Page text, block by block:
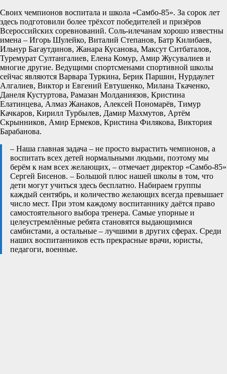
Своих чемпионов воспитала и школа «Самбо-85». За сорок лет
здесь подготовили более трёхсот победителей и призёров
Всероссийских соревнований. Соль-илечанам хорошо известны
имена – Игорь Шулейко, Виталий Степанов, Батр Килибаев,
Ильнур Багаутдинов, Жанара Кусанова, Максут Ситбаталов,
Туремурат Султангалиев, Елена Комур, Амир Жусувалиев и
многие другие. Ведущими спортсменами спортивной школы
сейчас являются Варвара Туркина, Берик Паршин, Нурдаулет
Алгалиев, Виктор и Евгений Евтушенко, Милана Ткаченко,
Данеля Кустуртова, Рамазан Молданиязов, Кристина
Елатинцева, Алмаз Жанаков, Алексей Пономарёв, Тимур
Качкаров, Кирилл Турбылев, Дамир Махмутов, Артём
Скрынников, Амир Ермеков, Кристина Филякова, Виктория
Барабанова.
– Наша главная задача – не просто вырастить чемпионов, а
воспитать всех детей нормальными людьми, поэтому мы
берём к нам всех желающих, – отмечает директор «Самбо-85»
Сергей Бисенов. – Большой плюс нашей школы в том, что
дети могут учиться здесь бесплатно. Набираем группы
каждый сентябрь, и количество желающих всегда превышает
число мест. При этом каждому воспитаннику даётся право
самостоятельного выбора тренера. Самые упорные и
целеустремлённые ребята становятся выдающимися
самбистами, а остальные – лучшими в других сферах. Среди
наших воспитанников есть прекрасные врачи, юристы,
педагоги, военные.